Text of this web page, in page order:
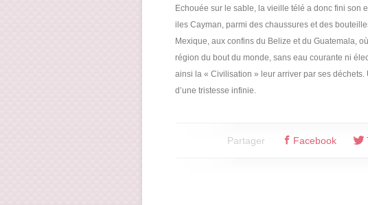
Echouée sur le sable, la vieille télé a donc fini son
iles Cayman, parmi des chaussures et des
Mexique, aux confins du Belize et du Guatemala,
région du bout du monde, sans eau courante ni
ainsi la « Civilisation » leur arriver par ses
d’une tristesse infinie.
Partager Facebook